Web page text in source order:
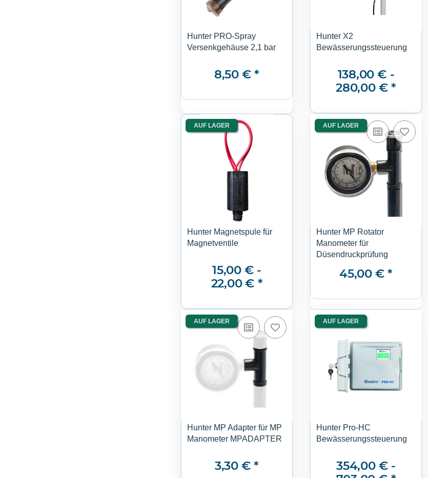
Hunter PRO-Spray
Versenkgehäuse 2,1 bar
8,50 €*
Hunter X2
Bewässerungssteuerung
138,00 € -
280,00 €*
AUF LAGER
Hunter Magnetspule für
Magnetventile
15,00 € -
22,00 € *
AUF LAGER
Hunter MP Rotator
Manometer für
Düsendruckprüfung
45,00 €*
AUF LAGER
Hunter MP Adapter für MP
Manometer MPADAPTER
3,30 €*
AUF LAGER
Hunter Pro-HC
Bewässerungssteuerung
354,00 € -